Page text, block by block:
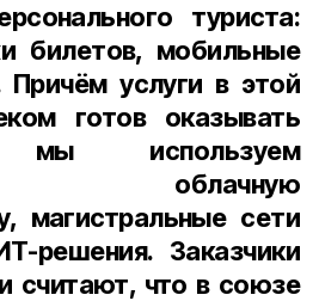
туриста:
билетов, мобильные
услуги в этой
готов оказывать
мы используем
облачную
магистральные сети
решения. Заказчики
считают, что в союзе